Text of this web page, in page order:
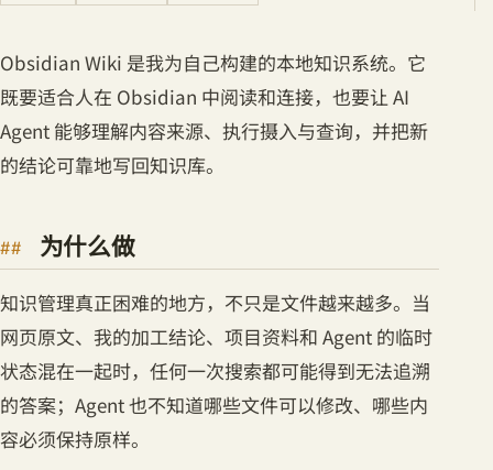
Obsidian Wiki 是我为自己构建的本地知识系统。它
既要适合人在 Obsidian 中阅读和连接，也要让 AI
Agent 能够理解内容来源、执行摄入与查询，并把新
的结论可靠地写回知识库。
为什么做
知识管理真正困难的地方，不只是文件越来越多。当
网页原文、我的加工结论、项目资料和 Agent 的临时
状态混在一起时，任何一次搜索都可能得到无法追溯
的答案；Agent 也不知道哪些文件可以修改、哪些内
容必须保持原样。